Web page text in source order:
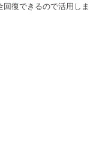
復できるので活用しま